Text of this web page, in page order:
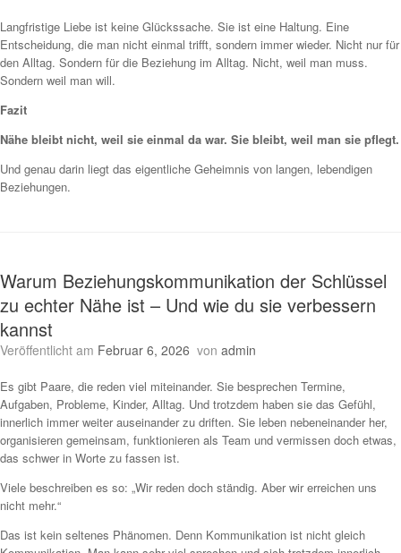
Langfristige Liebe ist keine Glückssache. Sie ist eine Haltung. Eine
Entscheidung, die man nicht einmal trifft, sondern immer wieder. Nicht nur für
den Alltag. Sondern für die Beziehung im Alltag. Nicht, weil man muss.
Sondern weil man will.
Fazit
Nähe bleibt nicht, weil sie einmal da war. Sie bleibt, weil man sie pflegt.
Und genau darin liegt das eigentliche Geheimnis von langen, lebendigen
Beziehungen.
Warum Beziehungskommunikation der Schlüssel
zu echter Nähe ist – Und wie du sie verbessern
kannst
Veröffentlicht am Februar 6, 2026 von admin
Es gibt Paare, die reden viel miteinander. Sie besprechen Termine,
Aufgaben, Probleme, Kinder, Alltag. Und trotzdem haben sie das Gefühl,
innerlich immer weiter auseinander zu driften. Sie leben nebeneinander her,
organisieren gemeinsam, funktionieren als Team und vermissen doch etwas,
das schwer in Worte zu fassen ist.
Viele beschreiben es so: „Wir reden doch ständig. Aber wir erreichen uns
nicht mehr.“
Das ist kein seltenes Phänomen. Denn Kommunikation ist nicht gleich